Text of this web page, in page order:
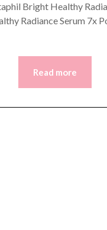
Bright Healthy
Radiance Serum 7x
Read more